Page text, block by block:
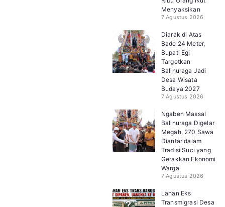
Menyaksikan
7 Agustus 2026
Diarak di Atas
Bade 24 Meter,
Bupati Egi
Targetkan
Balinuraga Jadi
Desa Wisata
Budaya 2027
7 Agustus 2026
Ngaben Massal
Balinuraga Digelar
Megah, 270 Sawa
Diantar dalam
Tradisi Suci yang
Gerakkan Ekonomi
Warga
7 Agustus 2026
Lahan Eks
Transmigrasi Desa